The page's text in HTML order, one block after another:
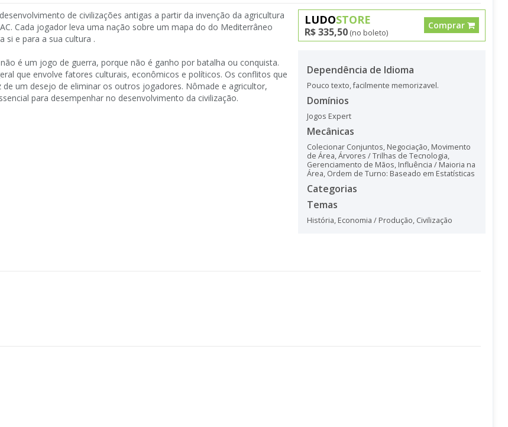
de civilizações antigas a partir da invenção da agricultura
Cada jogador leva uma nação sobre um mapa do do Mediterrâneo
si e para a sua cultura .
é um jogo de guerra, porque não é ganho por batalha ou conquista.
que envolve fatores culturais, econômicos e políticos. Os conflitos que
um desejo de eliminar os outros jogadores. Nômade e agricultor,
para desempenhar no desenvolvimento da civilização.
LUDOSTORE
R$ 335,50 (no boleto)
Comprar
Dependência de Idioma
Pouco texto, facilmente memorizavel.
Domínios
Jogos Expert
Mecânicas
Colecionar Conjuntos, Negociação, Movimento
de Área,Árvores / Trilhas de Tecnologia,
Gerenciamento de Mãos, Influência / Maioria na
Área, Ordem de Turno: Baseado em Estatísticas
Categorias
Temas
História, Economia / Produção, Civilização